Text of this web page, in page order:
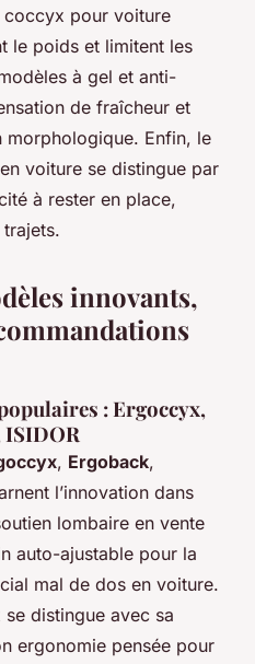
pour voiture
le poids et limitent les
à gel et anti-
de fraîcheur et
morphologique. Enfin, le
voiture se distingue par
à rester en place,
innovants,
: Ergoccyx,
, Ergoback,
l’innovation dans
lombaire en vente
auto-ajustable pour la
mal de dos en voiture.
se distingue avec sa
ergonomie pensée pour